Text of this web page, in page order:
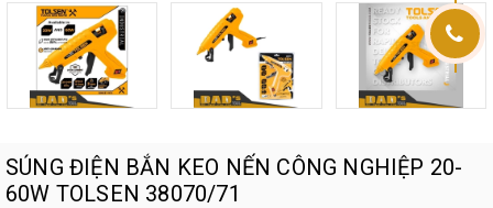
SÚNG ĐIỆN BẮN KEO NẾN CÔNG NGHIỆP 20-
60W TOLSEN 38070/71